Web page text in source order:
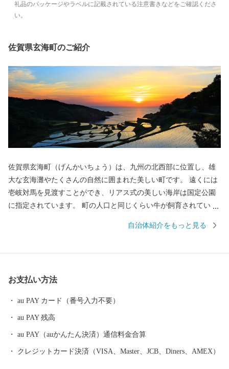
礼品のパッケージやラベルに記載されている注意書きなどをご確認くださ
い。
佐賀県玄海町のご紹介
佐賀県玄海町（げんかいちょう）は、九州の北西部に位置し、雄
大な玄海灘やたくさんの自然に囲まれた美しい町です。 遠くには
壱岐対馬を見渡すことができ、リアス式の美しい海岸は国定公園
に指定されています。 町の人口と同じくらい牛が飼育されている
次産業が盛んで海の幸・山の幸が豊富な町でもあり、多くの食の
物、肥沃な大地に実る「ハウスミカン」「さがほのか」をはじめ
感じていただけましたら幸いです。 皆様の「こころのふるさと」
となれるよう、まごころ込めた返礼品をお送りします。 ぜひ実際
に玄海町にも訪れてみてください！ お待ちしております。
自治体紹介をもっと見る
お支払い方法
au PAY カード（番号入力不要）
au PAY 残高
au PAY（auかんたん決済）通信料金合算
クレジットカード決済（VISA、Master、JCB、Diners、AMEX）